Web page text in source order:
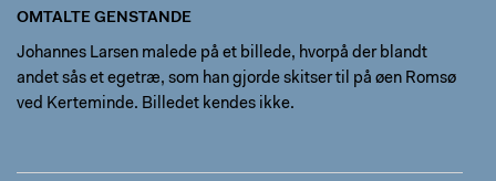
OMTALTE GENSTANDE
Johannes Larsen malede på et billede, hvorpå der blandt
andet sås et egetræ, som han gjorde skitser til på øen Romsø
ved Kerteminde. Billedet kendes ikke.